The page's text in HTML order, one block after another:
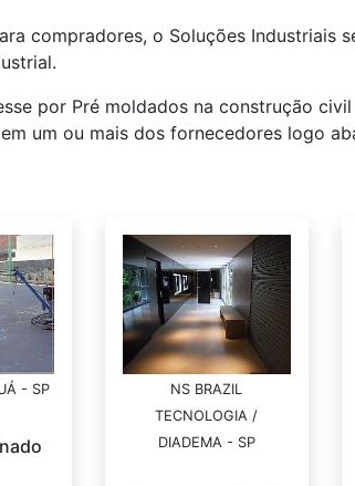
compradores, o Soluções Industriais
por Pré moldados na construção
um ou mais dos fornecedores logo
- SP
NS BRAZIL
TECNOLOGIA /
DIADEMA - SP